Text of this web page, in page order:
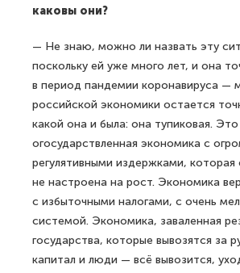
каковы они?
— Не знаю, можно ли назвать эту
поскольку ей уже много лет, и она
в период пандемии коронавируса —
российской экономики остается
какой она и была: она тупиковая. Это
огосударствленная экономика с
регулятивными издержками,
не настроена на рост. Экономика
с избыточными налогами, с очень
системой. Экономика, заваленная
государства, которые вывозятся за
капитал и люди — всё вывозится,